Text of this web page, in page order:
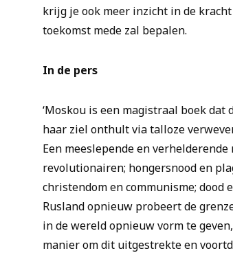
krijg je ook meer inzicht in de
toekomst mede zal bepalen.
In de pers
‘Moskou is een magistraal boek dat
haar ziel onthult via talloze
Een meeslepende en
revolutionairen; hongersnood en
christendom en communisme;
Rusland opnieuw probeert de
in de wereld opnieuw vorm te
manier om dit uitgestrekte en